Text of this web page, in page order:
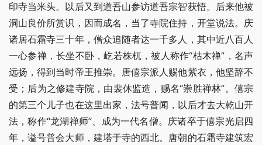
印寺当米头。以后又到道吾山参访道吾宗智获悟。后来他被
洞山良价所赏识，因而成名，当了寺院住持，开堂说法。庆
诸居石霜寺三十年，僧众追随者达一千多人，其中近八百人
一心参禅，长坐不卧，屹若株杌，被人称作“枯木禅”，名声
远扬，得到当时帝王推崇。唐僖宗派人赐他紫衣，他坚辞不
受；后为之修建寺院，由裴休监造，赐名“崇胜禅林”。僖宗
的第三个儿子也在这里出家，法号普闻，以后才去大乾山开
法，称作“龙湖禅师”、成为一代名僧。庆诸卒于僖宗光启四
年，谥号普会大师，建塔于寺的西北。唐朝的石霜寺建筑宏